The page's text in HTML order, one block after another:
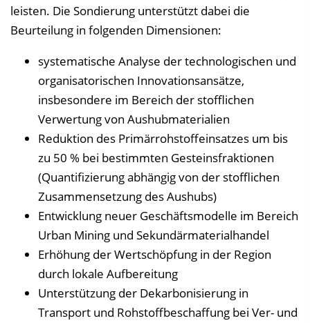
leisten. Die Sondierung unterstützt dabei die
Beurteilung in folgenden Dimensionen:
systematische Analyse der technologischen und
organisatorischen Innovationsansätze,
insbesondere im Bereich der stofflichen
Verwertung von Aushubmaterialien
Reduktion des Primärrohstoffeinsatzes um bis
zu 50 % bei bestimmten Gesteinsfraktionen
(Quantifizierung abhängig von der stofflichen
Zusammensetzung des Aushubs)
Entwicklung neuer Geschäftsmodelle im Bereich
Urban Mining und Sekundärmaterialhandel
Erhöhung der Wertschöpfung in der Region
durch lokale Aufbereitung
Unterstützung der Dekarbonisierung in
Transport und Rohstoffbeschaffung bei Ver- und